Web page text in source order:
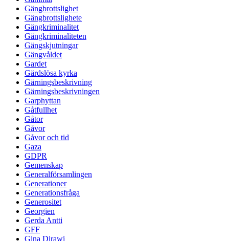
Gängbrottslighet
Gängbrottslighete
Gängkriminalitet
Gängkriminaliteten
Gängskjutningar
Gängvåldet
Gardet
Gärdslösa kyrka
Gärningsbeskrivning
Gärningsbeskrivningen
Garphyttan
Gåtfullhet
Gåtor
Gåvor
Gåvor och tid
Gaza
GDPR
Gemenskap
Generalförsamlingen
Generationer
Generationsfråga
Generositet
Georgien
Gerda Antti
GFF
Gina Dirawi